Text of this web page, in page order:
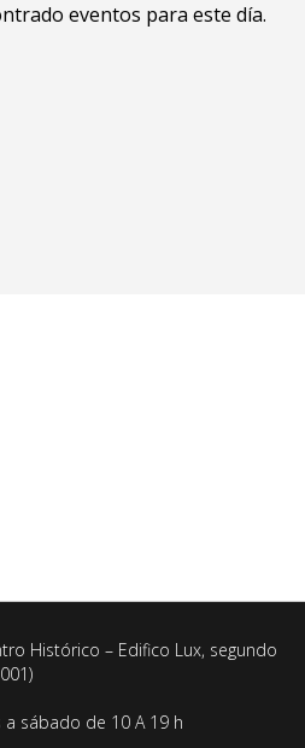
eventos para este día.
Histórico – Edifico Lux, segundo
a sábado de 10 A 19 h